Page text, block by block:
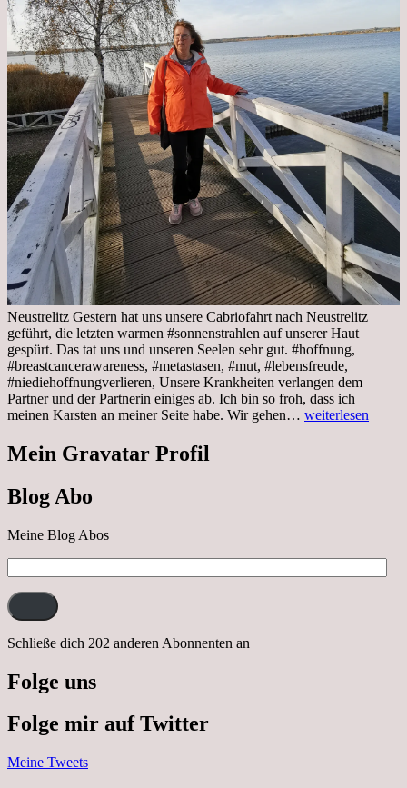
Neustrelitz Gestern hat uns unsere Cabriofahrt nach Neustrelitz
geführt, die letzten warmen #sonnenstrahlen auf unserer Haut
gespürt. Das tat uns und unseren Seelen sehr gut. #hoffnung,
#breastcancerawareness, #metastasen, #mut, #lebensfreude,
#niediehoffnungverlieren, Unsere Krankheiten verlangen dem
Partner und der Partnerin einiges ab. Ich bin so froh, dass ich
meinen Karsten an meiner Seite habe. Wir gehen… Sonnabend,
weiterlesen
Mein Gravatar Profil
Blog Abo
Meine Blog Abos
Mail-
Adresse:
Schließe dich 202 anderen Abonnenten an
Folge uns
Folge mir auf Twitter
Meine Tweets